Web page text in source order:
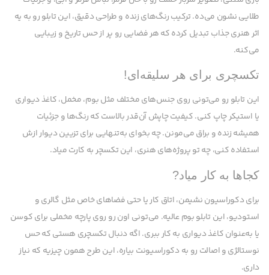
طلایی نشون می‌ده. ترکیب رنگ‌های زنده و طراحی دقیق، این تابلو رو به یه
اثر هنری جذاب تبدیل کرده که هر فضایی رو پر از حس تاریخ و زیبایی
می‌کنه.
تکسچری برای هر سلیقه‌ای!
این تابلو رو می‌تونی روی جنس‌های مختلف مثل بوم، مخمل، کاغذ دیواری
یا استیکر چاپ کنی. کیفیت چاپش آن‌قدر بالاست که رنگ‌ها و جزئیات
همیشه زنده و براق می‌مونن. چه بخوای به‌تنهایی برای تزیین دیوار ازش
استفاده کنی، چه تو پروژه‌های هنری، این تکسچر به کارت میاد.
کجاها به کار میاد?
برای دکوراسیون نشیمن، اتاق کار یا حتی فضاهای خاص مثل گالری و
استودیو، این تابلو بوم عالیه. می‌تونی اون رو روی پارچه مخملی برای کوسن
یا به‌عنوان کاغذ دیواری به کار ببری. اگه دنبال تکسچری هستی که حس
نوستالژی و اصالت رو به دکوراسیونت بیاره، این طرح همون چیزیه که نیاز
داری.